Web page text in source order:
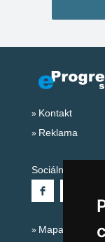
Kontakt
Reklama
Sociální sítě:
Mapa serveru